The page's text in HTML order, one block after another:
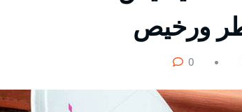
ورخيص
0